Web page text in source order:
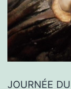
JOURNÉE